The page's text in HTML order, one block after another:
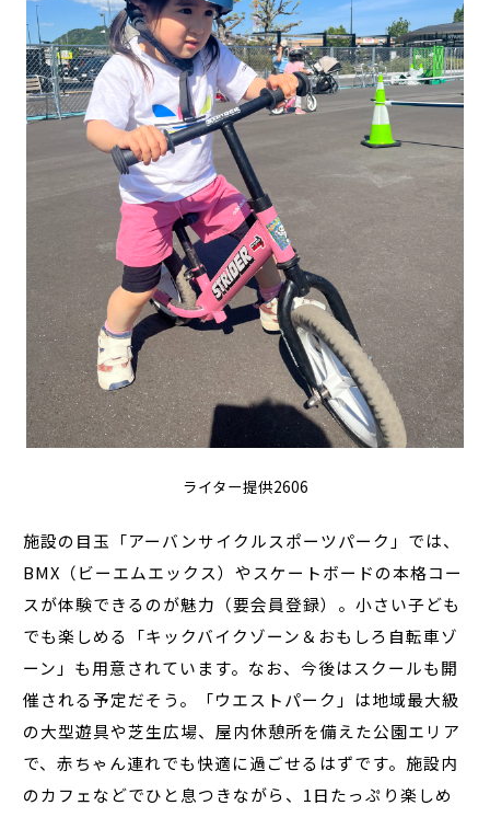
ライター提供2606
施設の目玉「アーバンサイクルスポーツパーク」では、
BMX（ビーエムエックス）やスケートボードの本格コー
スが体験できるのが魅力（要会員登録）。小さい子ども
でも楽しめる「キックバイクゾーン＆おもしろ自転車ゾ
ーン」も用意されています。なお、今後はスクールも開
催される予定だそう。「ウエストパーク」は地域最大級
の大型遊具や芝生広場、屋内休憩所を備えた公園エリア
で、赤ちゃん連れでも快適に過ごせるはずです。施設内
のカフェなどでひと息つきながら、1日たっぷり楽しめ